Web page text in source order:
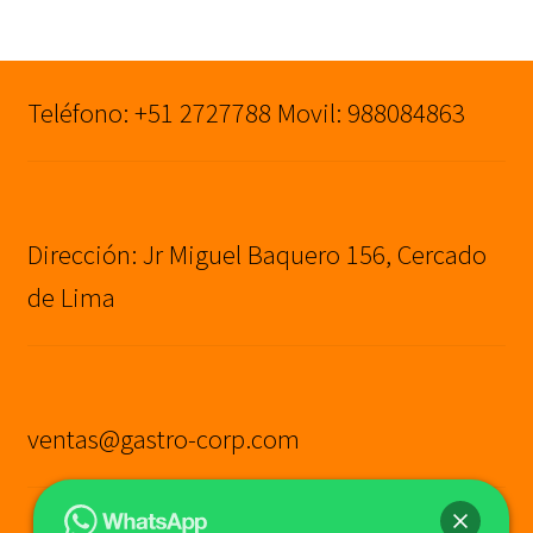
Teléfono: +51 2727788 Movil: 988084863
Dirección: Jr Miguel Baquero 156, Cercado
de Lima
ventas@gastro-corp.com